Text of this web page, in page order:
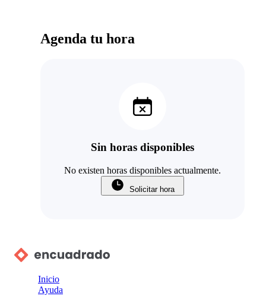
Agenda tu hora
Sin horas disponibles
No existen horas disponibles actualmente.
Solicitar hora
Inicio
Ayuda